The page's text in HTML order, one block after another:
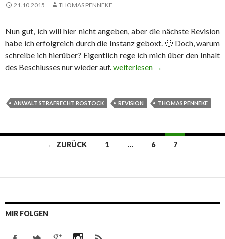
21.10.2015 THOMAS PENNEKE
Nun gut, ich will hier nicht angeben, aber die nächste Revision
habe ich erfolgreich durch die Instanz geboxt. 🙂 Doch, warum
schreibe ich hierüber? Eigentlich rege ich mich über den Inhalt
des Beschlusses nur wieder auf. Wieder eine Revision
weiterlesen →
ANWALT STRAFRECHT ROSTOCK REVISION THOMAS PENNEKE
Navigation
← ZURÜCK 1 … 6 7
MIR FOLGEN